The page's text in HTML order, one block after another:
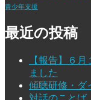
青少年支援
最近の投稿
【報告】６
ました
傾聴研修・ダ
対話のことば